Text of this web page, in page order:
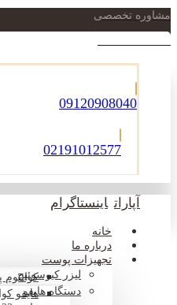
مشاوره تخصصی
09120908040
02191012577
آپارات اینستاگرام
خانه
درباره ما
تجهیزات پوست
لیزر کیوسوئیچ
کوانتوم
دستگاه هایفو
هایفو